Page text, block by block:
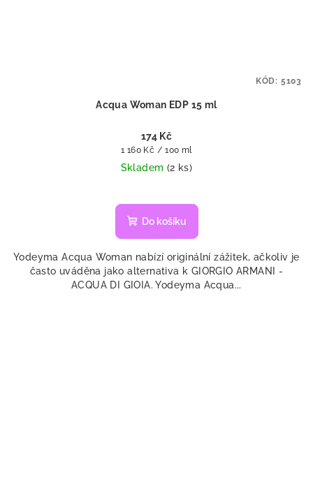
Acqua Woman EDP 15 ml
174 Kč
Měrná
cena:
1 160 Kč / 100 ml
Skladem (2 ks)
Do košíku
Yodeyma Acqua Woman nabízí originální zážitek, ačkoliv je
často uváděna jako alternativa k GIORGIO ARMANI -
ACQUA DI GIOIA. Yodeyma Acqua...
KÓD: 5103